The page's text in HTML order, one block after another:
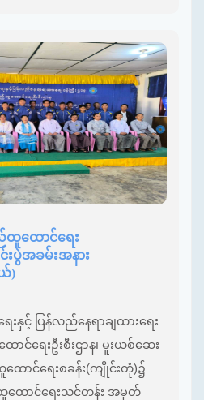
ထူထောင်ရေး
ပွဲအခမ်းအနား
)
င့် ပြန်လည်နေရာချထားရေး
ာင်ရေးဦးစီးဌာန၊ မူးယစ်ဆေး
ထောင်ရေးစခန်း(ကျိုင်းတုံ)၌
ထူထောင်ရေးသင်တန်း အမှတ်